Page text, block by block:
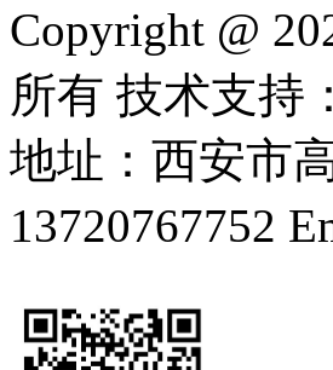
Copyright @
所有 技术支持：
地址：西安市
13720767752